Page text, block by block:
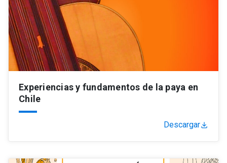
Experiencias y fundamentos de la paya en
Chile
Descargar